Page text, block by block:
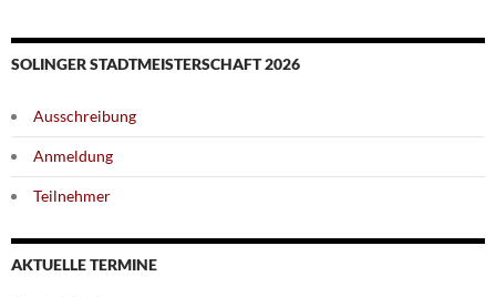
SOLINGER STADTMEISTERSCHAFT 2026
Ausschreibung
Anmeldung
Teilnehmer
AKTUELLE TERMINE